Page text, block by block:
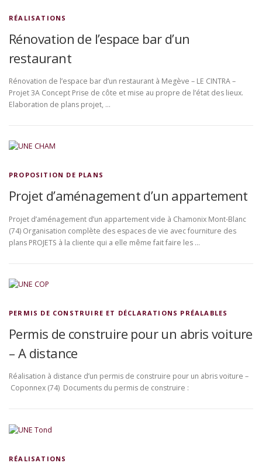
RÉALISATIONS
Rénovation de l’espace bar d’un
restaurant
Rénovation de l’espace bar d’un restaurant à Megève – LE CINTRA –
Projet 3A Concept Prise de côte et mise au propre de l’état des lieux.
Elaboration de plans projet, …
PROPOSITION DE PLANS
Projet d’aménagement d’un appartement
Projet d’aménagement d’un appartement vide à Chamonix Mont-Blanc
(74) Organisation complète des espaces de vie avec fourniture des
plans PROJETS à la cliente qui a elle même fait faire les …
PERMIS DE CONSTRUIRE ET DÉCLARATIONS PRÉALABLES
Permis de construire pour un abris voiture
– A distance
Réalisation à distance d’un permis de construire pour un abris voiture –
Coponnex (74) Documents du permis de construire :
RÉALISATIONS